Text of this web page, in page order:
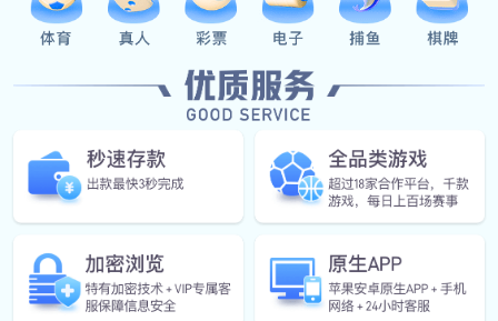
应用范围 产品规格
特征
1、光通量±5%
2、正向电压±0.1V
指示